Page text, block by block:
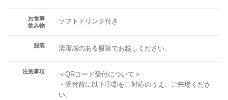
お食事
飲み物
ソフトドリンク付き
服装 清潔感のある服装でお越しください。
注意事項
＜QRコード受付について＞
・受付前に以下①②をご対応のうえ、ご来場くださ
い。